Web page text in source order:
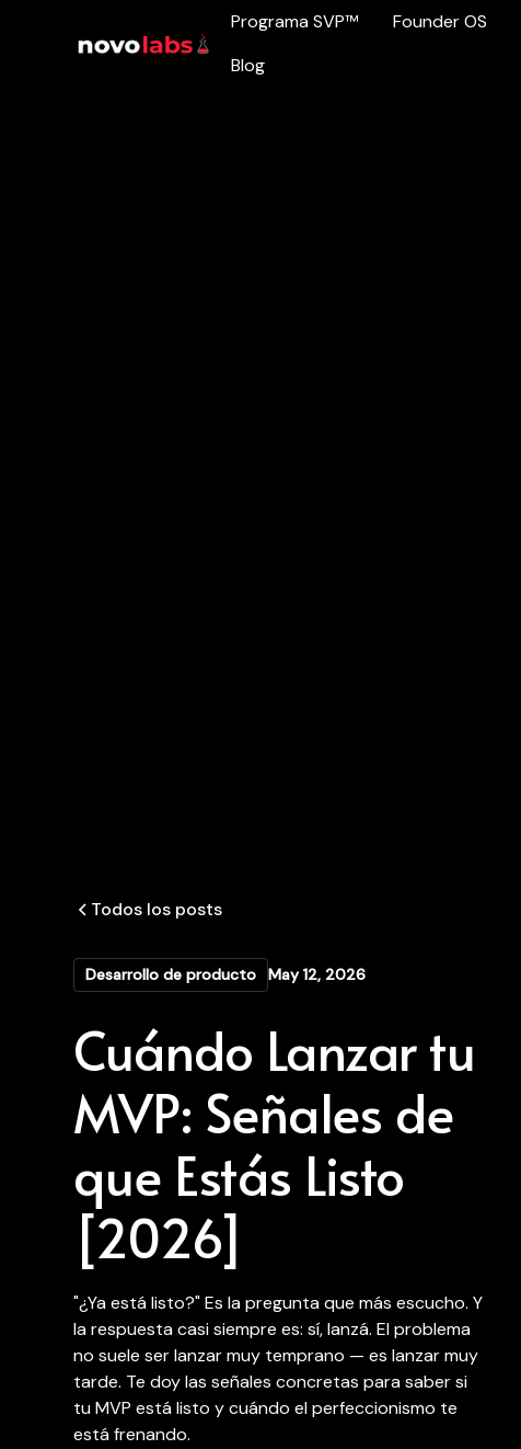
Programa SVP™ Founder OS
Blog
Todos los posts
Desarrollo de producto May 12, 2026
Cuándo Lanzar tu
MVP: Señales de
que Estás Listo
[2026]
"¿Ya está listo?" Es la pregunta que más escucho. Y
la respuesta casi siempre es: sí, lanzá. El problema
no suele ser lanzar muy temprano — es lanzar muy
tarde. Te doy las señales concretas para saber si
tu MVP está listo y cuándo el perfeccionismo te
está frenando.